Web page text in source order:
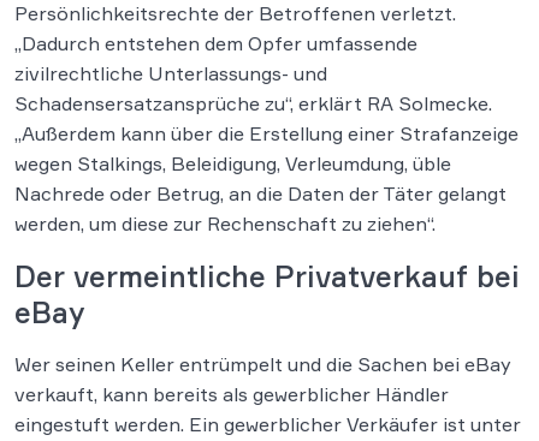
Persönlichkeitsrechte der Betroffenen verletzt.
„Dadurch entstehen dem Opfer umfassende
zivilrechtliche Unterlassungs- und
Schadensersatzansprüche zu“, erklärt RA Solmecke.
„Außerdem kann über die Erstellung einer Strafanzeige
wegen Stalkings, Beleidigung, Verleumdung, üble
Nachrede oder Betrug, an die Daten der Täter gelangt
werden, um diese zur Rechenschaft zu ziehen“.
Der vermeintliche Privatverkauf bei
eBay
Wer seinen Keller entrümpelt und die Sachen bei eBay
verkauft, kann bereits als gewerblicher Händler
eingestuft werden. Ein gewerblicher Verkäufer ist unter